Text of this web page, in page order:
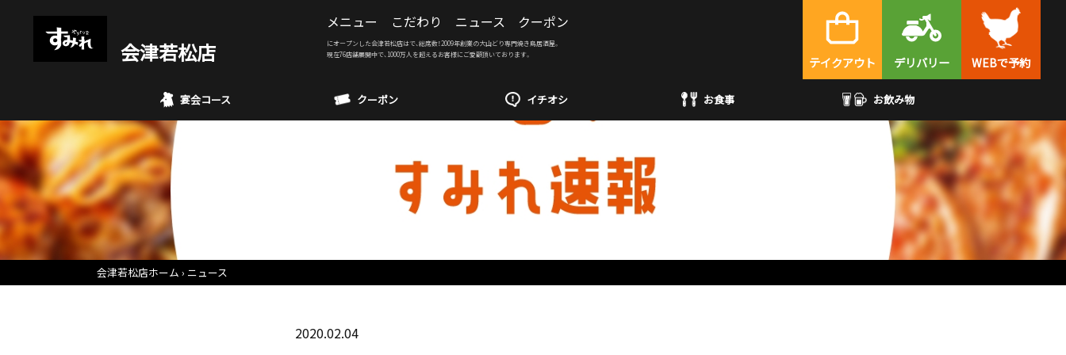
会津若松店
メニュー こだわり ニュース クーポン
テイクアウト デリバリー WEBで予約
にオープンした会津若松店はで、総席数！2009年創業の大山どり専門焼き鳥居酒屋。
現在76店舗展開中で、1000万人を超えるお客様にご愛顧頂いております。
宴会コース クーポン イチオシ お食事 お飲み物
会津若松店ホーム ニュース
2020.02.04